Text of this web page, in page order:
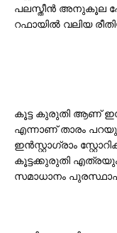
പലസ്തീൻ അനുകൂല
റഫായിൽ വലിയ
കൂട്ട കുരുതി ആണ്
എന്നാണ് താരം
ഇൻസ്റ്റാഗ്രാം
കൂട്ടക്കുരുതി എത്രയും
സമാധാനം